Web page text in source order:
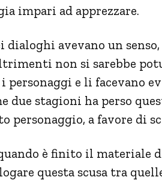
impari ad apprezzare.
dialoghi avevano un
non si sarebbe
personaggi e li facevano
due stagioni ha perso
personaggio, a favore di
quando è finito il materiale
questa scusa tra